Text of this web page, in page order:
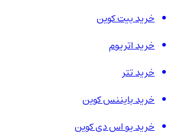
خرید بیت کوین
خرید اتریوم
خرید تتر
خرید بایننس کوین
خرید یو اس دی کوین